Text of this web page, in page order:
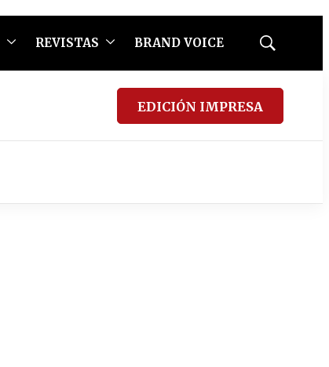
REVISTAS BRAND VOICE
Mostrar
EDICIÓN IMPRESA